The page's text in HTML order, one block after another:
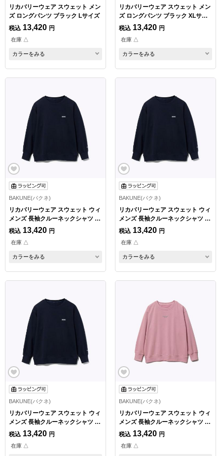
リカバリーウェア スウェット メン
ズ ロングパンツ ブラック Lサイズ
税込 13,420 円
在庫 △
カラーをみる
リカバリーウェア スウェット メン
ズ ロングパンツ ブラック XLサイ
ズ
税込 13,420 円
在庫 △
カラーをみる
BAKUNE(バクネ)
リカバリーウェア スウェット ウィ
メンズ 長袖クルーネックシャツ ネ
イビー Sサイズ
税込 13,420 円
在庫 △
カラーをみる
BAKUNE(バクネ)
リカバリーウェア スウェット ウィ
メンズ 長袖クルーネックシャツ ネ
イビー Mサイズ
税込 13,420 円
在庫 △
カラーをみる
BAKUNE(バクネ)
リカバリーウェア スウェット ウィ
メンズ 長袖クルーネックシャツ ネ
イビー Lサイズ
税込 13,420 円
在庫 △
BAKUNE(バクネ)
リカバリーウェア スウェット ウィ
メンズ 長袖クルーネックシャツ ピ
ンク Sサイズ
税込 13,420 円
在庫 △